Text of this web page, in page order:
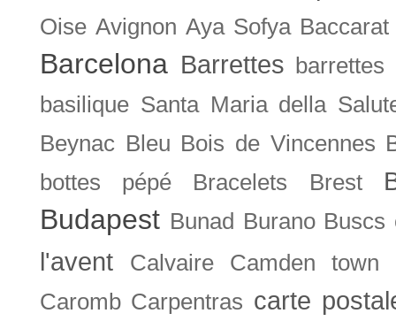
Oise Avignon Aya Sofya Baccarat
Barcelona Barrettes barrettes
basilique Santa Maria della
Beynac Bleu Bois de Vincennes
bottes pépé
Bracelets Brest
Budapest Bunad Burano Buscs
l'avent Calvaire Camden town
Caromb Carpentras carte